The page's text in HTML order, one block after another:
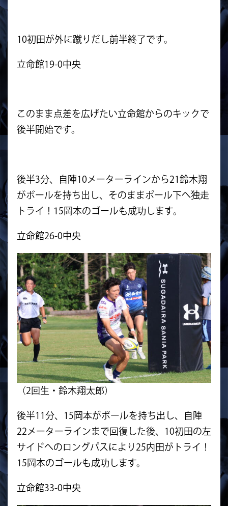
10初田が外に蹴りだし前半終了です。
立命館19-0中央
このまま点差を広げたい立命館からのキックで
後半開始です。
後半3分、自陣10メーターラインから21鈴木翔
がボールを持ち出し、そのままポール下へ独走
トライ！15岡本のゴールも成功します。
立命館26-0中央
（2回生・鈴木翔太郎）
後半11分、15岡本がボールを持ち出し、自陣
22メーターラインまで回復した後、10初田の左
サイドへのロングパスにより25内田がトライ！
15岡本のゴールも成功します。
立命館33-0中央